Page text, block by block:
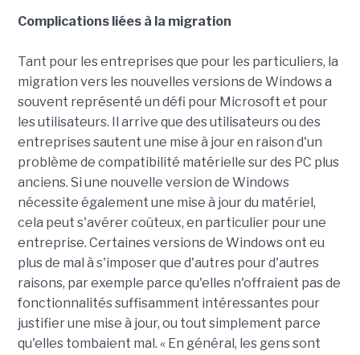
Complications liées à la migration
Tant pour les entreprises que pour les particuliers, la
migration vers les nouvelles versions de Windows a
souvent représenté un défi pour Microsoft et pour
les utilisateurs. Il arrive que des utilisateurs ou des
entreprises sautent une mise à jour en raison d'un
problème de compatibilité matérielle sur des PC plus
anciens. Si une nouvelle version de Windows
nécessite également une mise à jour du matériel,
cela peut s'avérer coûteux, en particulier pour une
entreprise. Certaines versions de Windows ont eu
plus de mal à s'imposer que d'autres pour d'autres
raisons, par exemple parce qu'elles n'offraient pas de
fonctionnalités suffisamment intéressantes pour
justifier une mise à jour, ou tout simplement parce
qu'elles tombaient mal. « En général, les gens sont